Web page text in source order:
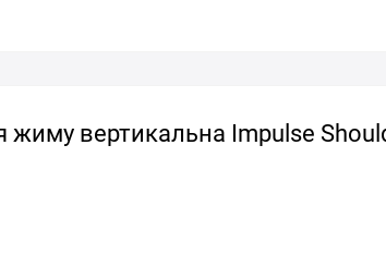
жиму вертикальна Impulse